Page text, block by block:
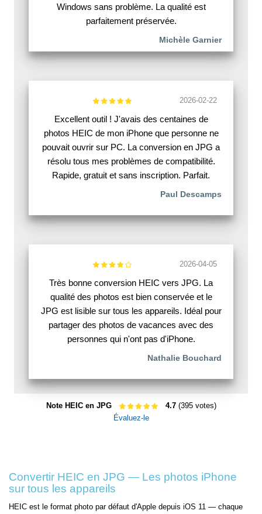
Windows sans problème. La qualité est
parfaitement préservée.
Michèle Garnier
2026-02-22
Excellent outil ! J'avais des centaines de
photos HEIC de mon iPhone que personne ne
pouvait ouvrir sur PC. La conversion en JPG a
résolu tous mes problèmes de compatibilité.
Rapide, gratuit et sans inscription. Parfait.
Paul Descamps
2026-04-05
Très bonne conversion HEIC vers JPG. La
qualité des photos est bien conservée et le
JPG est lisible sur tous les appareils. Idéal pour
partager des photos de vacances avec des
personnes qui n'ont pas d'iPhone.
Nathalie Bouchard
Note HEIC en JPG 4.7(395 votes)
Évaluez-le
Convertir HEIC en JPG — Les photos iPhone
sur tous les appareils
HEIC est le format photo par défaut d'Apple depuis iOS 11 — chaque